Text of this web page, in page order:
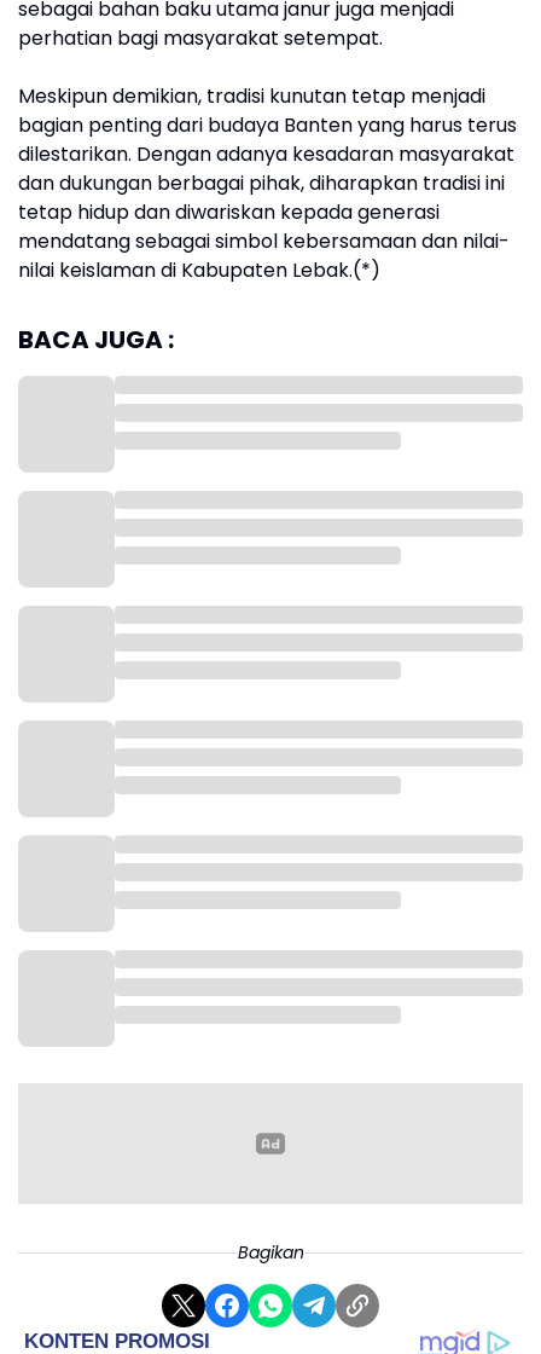
sebagai bahan baku utama janur juga menjadi
perhatian bagi masyarakat setempat.
Meskipun demikian, tradisi kunutan tetap menjadi
bagian penting dari budaya Banten yang harus terus
dilestarikan. Dengan adanya kesadaran masyarakat
dan dukungan berbagai pihak, diharapkan tradisi ini
tetap hidup dan diwariskan kepada generasi
mendatang sebagai simbol kebersamaan dan nilai-
nilai keislaman di Kabupaten Lebak.(*)
BACA JUGA :
Bagikan